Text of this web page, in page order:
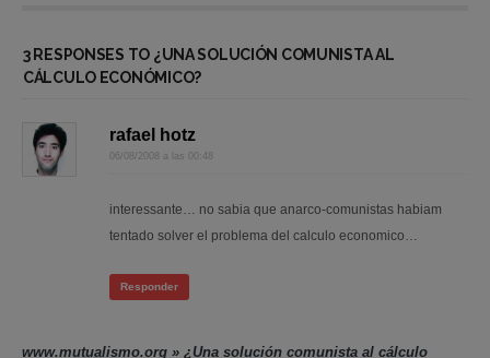
3 RESPONSES TO ¿UNA SOLUCIÓN COMUNISTA AL
CÁLCULO ECONÓMICO?
rafael hotz
06/08/2008 a las 00:48
interessante… no sabia que anarco-comunistas habiam
tentado solver el problema del calculo economico…
Responder
www.mutualismo.org » ¿Una solución comunista al cálculo